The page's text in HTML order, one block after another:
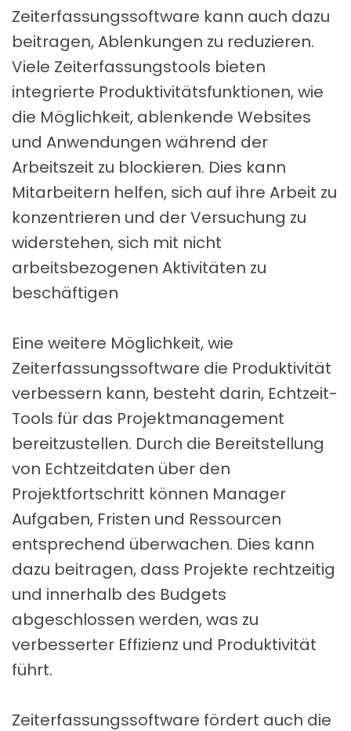
Zeiterfassungssoftware kann auch dazu
beitragen, Ablenkungen zu reduzieren.
Viele Zeiterfassungstools bieten
integrierte Produktivitätsfunktionen, wie
die Möglichkeit, ablenkende Websites
und Anwendungen während der
Arbeitszeit zu blockieren. Dies kann
Mitarbeitern helfen, sich auf ihre Arbeit zu
konzentrieren und der Versuchung zu
widerstehen, sich mit nicht
arbeitsbezogenen Aktivitäten zu
beschäftigen
Eine weitere Möglichkeit, wie
Zeiterfassungssoftware die Produktivität
verbessern kann, besteht darin, Echtzeit-
Tools für das Projektmanagement
bereitzustellen. Durch die Bereitstellung
von Echtzeitdaten über den
Projektfortschritt können Manager
Aufgaben, Fristen und Ressourcen
entsprechend überwachen. Dies kann
dazu beitragen, dass Projekte rechtzeitig
und innerhalb des Budgets
abgeschlossen werden, was zu
verbesserter Effizienz und Produktivität
führt.
Zeiterfassungssoftware fördert auch die